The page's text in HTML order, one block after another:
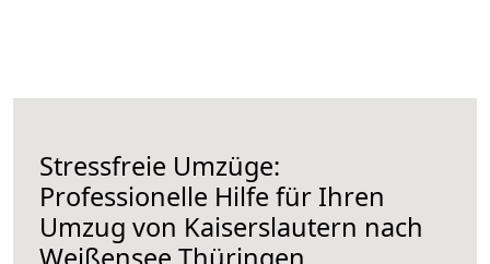
Stressfreie Umzüge:
Professionelle Hilfe für Ihren
Umzug von Kaiserslautern nach